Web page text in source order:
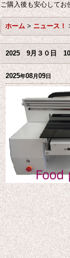
ご購入後も安心してお
ホーム > ニュース！
2025 9月３０日 10
2025年08月09日